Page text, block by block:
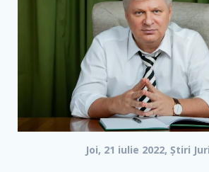
Joi, 21 iulie 2022, Știri
c
e
b
o
k